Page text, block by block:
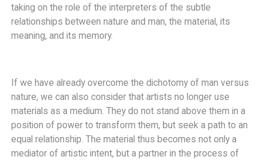
taking on the role of the interpreters of the subtle
relationships between nature and man, the material, its
meaning, and its memory.
If we have already overcome the dichotomy of man versus
nature, we can also consider that artists no longer use
materials as a medium. They do not stand above them in a
position of power to transform them, but seek a path to an
equal relationship. The material thus becomes not only a
mediator of artistic intent, but a partner in the process of